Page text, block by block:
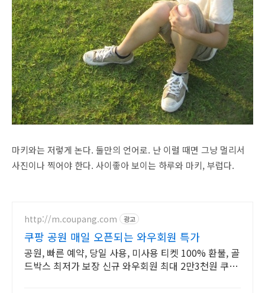
마키와는 저렇게 논다. 둘만의 언어로. 난 이럴 때면 그냥 멀리서
사진이나 찍어야 한다. 사이좋아 보이는 하루와 마키, 부럽다.
http://m.coupang.com 광고
쿠팡 공원 매일 오픈되는 와우회원 특가
공원, 빠른 예약, 당일 사용, 미사용 티켓 100% 환불, 골
드박스 최저가 보장 신규 와우회원 최대 2만3천원 쿠폰